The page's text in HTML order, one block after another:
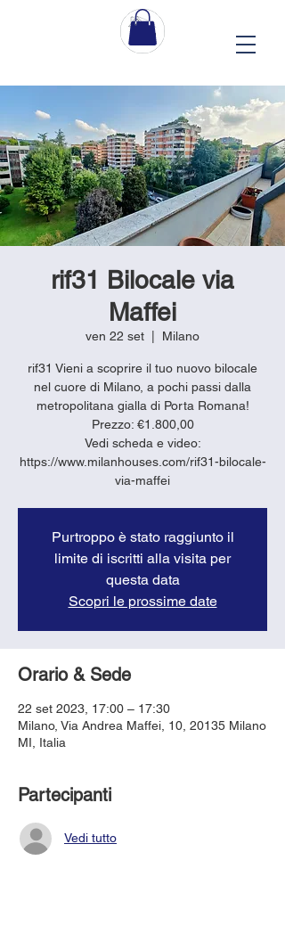
rif31 Bilocale via
Maffei
ven 22 set Milano
rif31 Vieni a scoprire il tuo nuovo bilocale
nel cuore di Milano, a pochi passi dalla
metropolitana gialla di Porta Romana!
Prezzo: €1.800,00
Vedi scheda e video:
https://www.milanhouses.com/rif31-bilocale-
via-maffei
Purtroppo è stato raggiunto il
limite di iscritti alla visita per
questa data
Scopri le prossime date
Orario & Sede
22 set 2023, 17:00 – 17:30
Milano, Via Andrea Maffei, 10, 20135 Milano
MI, Italia
Partecipanti
Vedi tutto